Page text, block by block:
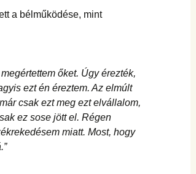
a bélműködése, mint
őket. Úgy érezték,
ezt én éreztem. Az elmúlt
csak ezt meg ezt elvállalom,
ez sose jött el. Régen
miatt. Most, hogy